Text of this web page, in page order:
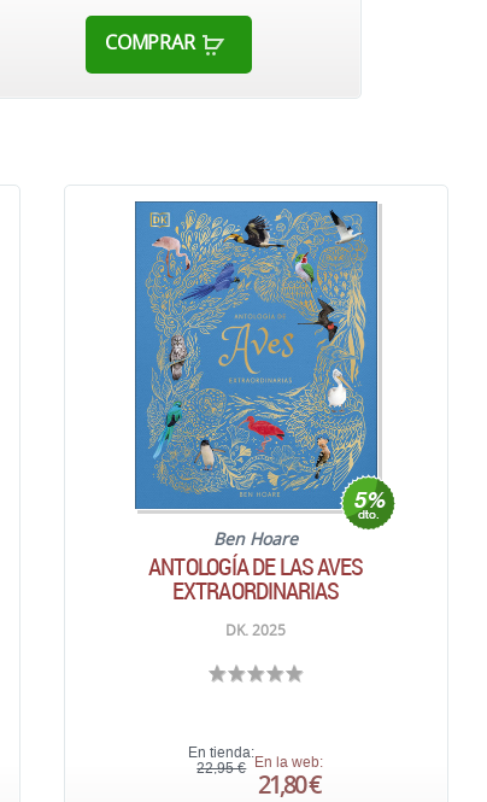
COMPRAR
Ben Hoare
ANTOLOGÍA DE LAS AVES
EXTRAORDINARIAS
DK. 2025
En tienda:
22,95 €
En la web:
21,80 €